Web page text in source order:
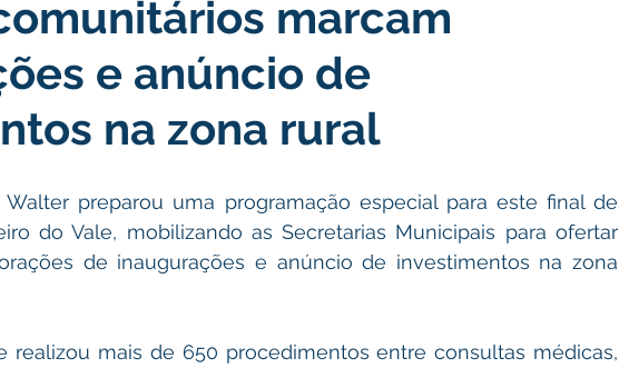
Públicas Nota de Pesar Campanhas
Festival do Milho Agricultura Limpeza pública Esporte
marcam
e anúncio de
na zona rural
preparou uma programação especial para este final de
do Vale, mobilizando as Secretarias Municipais para ofertar
de inaugurações e anúncio de investimentos na zona
realizou mais de 650 procedimentos entre consultas médicas,